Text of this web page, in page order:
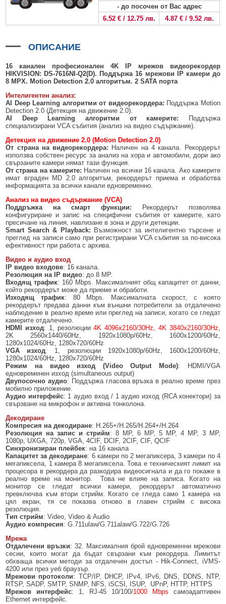
БЕЗЖИЧНИ ДЕТЕКТОРИ AJAX
БЕЗЖИЧНИ ДЕТЕКТОРИ ЗА ПОЖАР, ДИМ, ТОПЛИНА И ВЪГЛЕРОДЕН
БЕЗЖИЧНИ КЛАВИАТУРИ AJAX
БЕЗКОНТАКТНИ RFID КАРТИ И ЧИПОВЕ ЗА КЛАВИАТУРИ
БЕЗЖИЧНИ ДИСТАНЦИОННИ УПРАВЛЕНИЯ И БУТОНИ
БЕЗЖИЧНИ СИРЕНИ AJAX
МОДУЛИ ЗА СГРАДНА АВТОМАТИЗАЦИЯ AJAX
БЕЗЖИЧНИ ДЕТЕКТОРИ ЗА HIKVISION AX PRO
БЕЗЖИЧНИ МОДУЛИ И АКСЕСОАРИ ЗА HIKVISION AX PRO
ALFALINE, СТЕННИ/СТОЯЩИ, С ОТВАРЯЕМИ И ЗАКЛЮЧВАЩИ СЕ
BETALINE, СТОЯЩИ С ОТВАРЯЕМИ И ЗАКЛЮЧВАЩИ СЕ СТРАНИЦИ
АКСЕСОАРИ ЗА КОМУНИКАЦИОННИ ШКАФОВЕ- до посочен от Вас адрес
6.52 € / 12.75 лв.
4.87 € / 9.52 лв.
ОПИСАНИЕ
16 канален професионален 4K IP мрежов видеорекордер
HIKVISION: DS-7616NI-Q2(D). Поддържа 16 мрежови IP камери до
8 MPX. Motion Detection 2.0алгоритъм.2 SATA порта
Интелигентен анализ:
AI Deep Learning алгоритми от видеорекордера: Поддържа Motion
Detection 2.0 (Детекция на движение 2.0).
AI Deep Learning алгоритми от камерите:
Поддържа
специализирани VCA събития (анализ на видео съдържание).
Детекция на движение 2.0 (Motion Detection 2.0)
От страна на видеорекордера: Наличен на 4 канала. Рекордерът
използва собствен ресурс за анализ на хора и автомобили, дори ако
свързаните камери нямат тази функция.
От страна на камерите: Наличен на всички 16 канала. Ако камерите
имат вграден MD 2.0 алгоритъм, рекордерът приема и обработва
информацията за всички канали едновременно.
Анализ на видео съдържание (VCA)
Поддръжка на смарт функции:
Рекордерът позволява
конфигуриране и запис на специфични събития от камерите, като
пресичане на линия, навлизане в зона и други детекции.
Smart Search & Playback: Възможност за интелигентно търсене и
преглед на записи само при регистрирани VCA събития за по-висока
ефективност при работа с архива.
Видео и аудио вход
IP видео входове: 16 канала.
Резолюция на IP видео: до 8 MP.
Входящ трафик: 160 Mbps. Максималният общ капацитет от данни,
който рекордерът може да приеме и обработи.
Изходящ трафик: 80 Mbps. Максималната скорост, с която
рекордерът предава данни към външни потребители за отдалечено
наблюдение в реално време или преглед на записи, когато се гледат
камерите отдалечено.
HDMI изход: 1, резолюции4K 4096x2160/30Hz, 4K 3840x2160/30Hz,
2K 2560x1440/60Hz, 1920х1080p/60Hz, 1600х1200/60Hz,
1280х1024/60Hz, 1280х720/60Hz
VGA изход: 1, резолюции 1920х1080p/60Hz, 1600х1200/60Hz,
1280х1024/60Hz, 1280х720/60Hz
Режим на видео изход (Video Output Mode): HDMI/VGA
едновременен изход (simultaneous output)
Двупосочно аудио: Поддържа гласова връзка в реално време през
мобилно приложение.
Аудио интерфейс: 1 аудио вход / 1 аудио изход (RCA конектори) за
свързване на микрофон и активна тонколона.
Декодиране
Компресия на декодиране: H.265+/H.265/H.264+/H.264
Резолюция назапис и стрийм: 8 MP, 6 MP, 5 MP, 4 MP, 3 MP,
1080p, UXGA, 720p, VGA, 4CIF, DCIF, 2CIF, CIF, QCIF
Синхронизиран плейбек: на 16 канала
Капацитет за декодиране: 6 камери по 2 мегапиксера, 3 камери по 4
мегапиксела, 1 камера 8 мегапиксела. Това е техническият лимит на
процесора в рекордера да разкодира видеосигнала и да го покаже в
реално време на монитор. Това не влияе на записа. Когато на
монитор се гледат всички камери, рекордерът автоматично
превключва към втори стрийм. Когато се гледа само 1 камера на
цял екран, тя се показва отново в главен стрийм с висока
резолюция.
Тип стрийм: Video, Video & Audio
Аудио компресия: G.711ulaw/G.711alaw/G.722/G.726
Мрежа
Отдалечени връзки: 32. Максималния брой едновременни мрежови
сесии, които могат да бъдат свързани към рекордера. Лимитът
обхваща всички методи за отдалечен достъп - Hik-Connect, iVMS-
4200 или през уеб браузър.
Мрежови протоколи: TCP/IP, DHCP, IPv4, IPv6, DNS, DDNS, NTP,
RTSP, SADP, SMTP, SNMP, NFS, iSCSI, ISUP, UPnP, HTTP, HTTPS
Мрежов интерфейс: 1, RJ-45 10/100/1000 Mbps самоадаптивен
Ethernet интерфейс.